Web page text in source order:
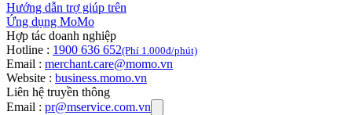
Hướng dẫn trợ giúp trên
Ứng dụng MoMo
Hợp tác doanh nghiệp
Hotline : 1900 636 652(Phí 1.000đ/phút)
Email : merchant.care@momo.vn
Website : business.momo.vn
Liên hệ truyền thông
Email : pr@mservice.com.vn